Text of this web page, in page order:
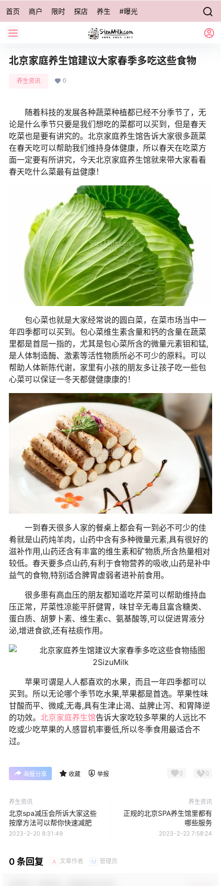
首页 商户 限时 探店 养生 #曝光
北京家庭养生馆建议大家春季多吃这些食物
养生资讯 0
随着科技的发展各种蔬菜种植都已经不分季节了，无
论是什么季节只要是我们想吃的菜都可以买到，但是春天
吃菜也是要有讲究的。北京家庭养生馆告诉大家很多蔬菜
在春天吃可以帮助我们维持身体健康，所以春天在吃菜方
面一定要有所讲究，今天北京家庭养生馆就来带大家看看
春天吃什么菜最有益健康！
包心菜也就是大家经常说的圆白菜，在菜市场当中一
年四季都可以买到。包心菜维生素含量和钙的含量在蔬菜
里都是首屈一指的，尤其是包心菜所含的微量元素钼和锰,
是人体制造酶、激素等活性物质所必不可少的原料。可以
帮助人体新陈代谢，家里有小孩的朋友多让孩子吃一些包
心菜可以保证一冬天都健健康康的！
一到春天很多人家的餐桌上都会有一到必不可少的佳
肴就是山药炖羊肉，山药中含有多种微量元素,具有很好的
滋补作用,山药还含有丰富的维生素和矿物质,所含热量相对
较低。春天要多点山药,有利于食物营养的吸收,山药是补中
益气的食物,特别适合脾胃虚弱者进补前食用。
很多患有高血压的朋友都知道吃芹菜可以帮助维持血
压正常，芹菜性凉能平肝健胃，味甘辛无毒且富含糖类、
蛋白质、胡萝卜素、维生素c、氨基酸等,可以促进胃液分
泌,增进食欲,还有祛痰作用。
苹果可谓是人人都喜欢的水果，而且一年四季都可以
买到。所以无论哪个季节吃水果,苹果都是首选。苹果性味
甘酸而平、微咸,无毒,具有生津止渴、益脾止泻、和胃降逆
的功效。 北京家庭养生馆告诉大家吃较多苹果的人远比不
吃或少吃苹果的人感冒机率要低,所以冬季食用最适合不
过。
海报分享 收藏 举报 0 0
养生资讯
北京spa减压会所诉大家这些
按摩方法可以帮你快速减肥
2023-2-20 8:31:49
养生资讯
正规的北京SPA养生馆里都有
哪些服务
2023-2-22 7:58:24
0 条回复 A 文章作者 M 管理员